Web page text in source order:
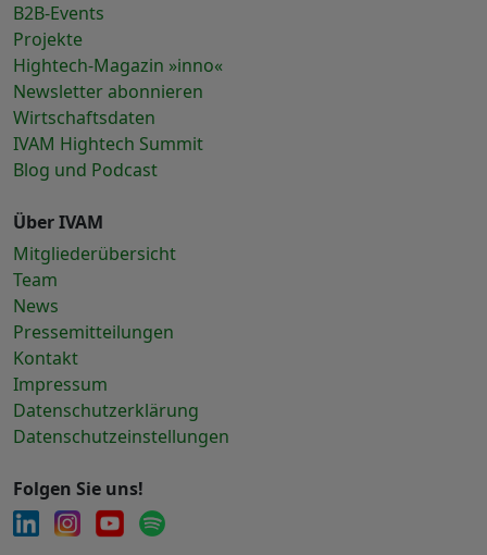
B2B-Events
Projekte
Hightech-Magazin »inno«
Newsletter abonnieren
Wirtschaftsdaten
IVAM Hightech Summit
Blog und Podcast
Über IVAM
Mitgliederübersicht
Team
News
Pressemitteilungen
Kontakt
Impressum
Datenschutzerklärung
Datenschutzeinstellungen
Folgen Sie uns!